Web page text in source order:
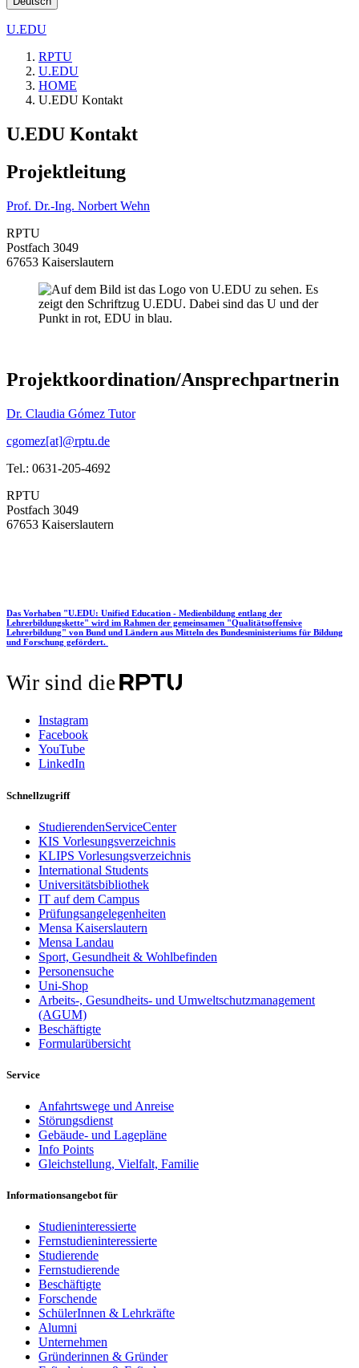
U.EDU
RPTU
U.EDU
HOME
U.EDU Kontakt
U.EDU Kontakt
Projektleitung
Prof. Dr.-Ing. Norbert Wehn
RPTU
Postfach 3049
67653 Kaiserslautern
Projektkoordination/Ansprechpartnerin
Dr. Claudia Gómez Tutor
cgomez[at]@rptu.de
Tel.: 0631-205-4692
RPTU
Postfach 3049
67653 Kaiserslautern
Das Vorhaben "U.EDU: Unified Education - Medienbildung entlang der
Lehrerbildungskette" wird im Rahmen der gemeinsamen "Qualitätsoffensive
Lehrerbildung" von Bund und Ländern aus Mitteln des Bundesministeriums für Bildung
und Forschung gefördert.
Wir sind die
Instagram
Facebook
YouTube
LinkedIn
Schnellzugriff
StudierendenServiceCenter
KIS Vorlesungsverzeichnis
KLIPS Vorlesungsverzeichnis
International Students
Universitätsbibliothek
IT auf dem Campus
Prüfungsangelegenheiten
Mensa Kaiserslautern
Mensa Landau
Sport, Gesundheit & Wohlbefinden
Personensuche
Uni-Shop
Arbeits-, Gesundheits- und Umweltschutzmanagement
(AGUM)
Beschäftigte
Formularübersicht
Service
Anfahrtswege und Anreise
Störungsdienst
Gebäude- und Lagepläne
Info Points
Gleichstellung, Vielfalt, Familie
Informationsangebot für
Studieninteressierte
Fernstudieninteressierte
Studierende
Fernstudierende
Beschäftigte
Forschende
SchülerInnen & Lehrkräfte
Alumni
Unternehmen
Gründerinnen & Gründer